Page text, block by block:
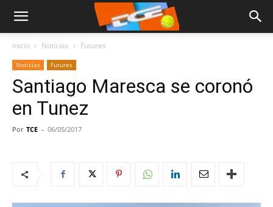
Inicio Noticias Futures
Noticias Futures
Santiago Maresca se coronó
en Tunez
Por TCE - 06/05/2017